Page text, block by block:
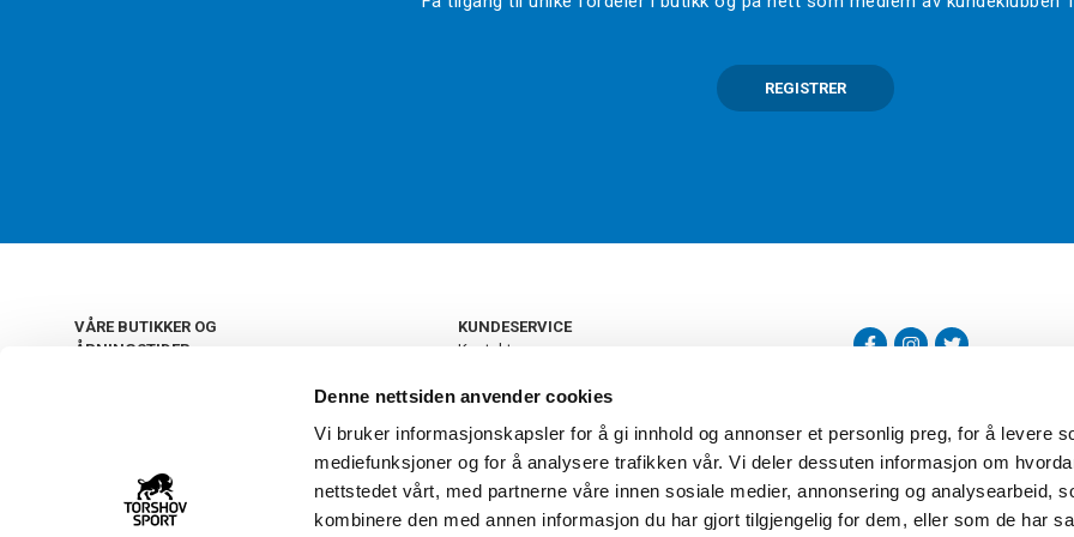
Denne nettsiden anvender cookies
Vi bruker informasjonskapsler for å gi innhold og annonser et personlig preg, for å levere
mediefunksjoner og for å analysere trafikken vår. Vi deler dessuten informasjon om
nettstedet vårt, med partnerne våre innen sosiale medier, annonsering og analysearbeid,
kombinere den med annen informasjon du har gjort tilgjengelig for dem, eller som de har
REGISTRER
VÅRE BUTIKKER OG
ÅPNINGSTIDER
KUNDESERVICE
Kontakt oss
Retur og bytte
Personvern
Frakt og levering
Ledige stillinger
FAQ - Ofte stilte spørsmål
Åpenhetsloven
Torshov Sport har over 90 års
klubbhandel. Torshov Sport har
Drammen, Sandvika Storsenter